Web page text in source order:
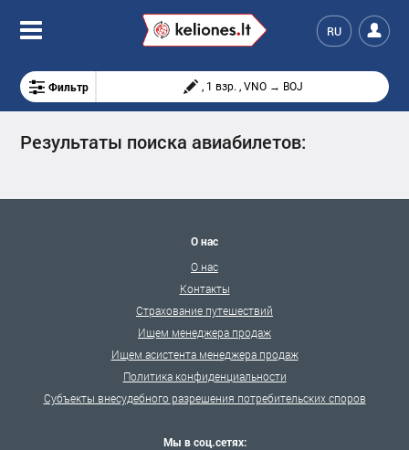
RU
Фильтр , 1 взр. , VNO → BOJ
Результаты поиска авиабилетов:
О нас
О нас
Контакты
Страхование путешествий
Ищем менеджера продаж
Ищем асистента менеджера продаж
Политика конфиденциальности
Субъекты внесудебного разрешения потребительских споров
Мы в соц.сетях: